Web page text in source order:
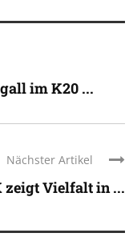
im K20 ...
Nächster Artikel
zeigt Vielfalt in ...